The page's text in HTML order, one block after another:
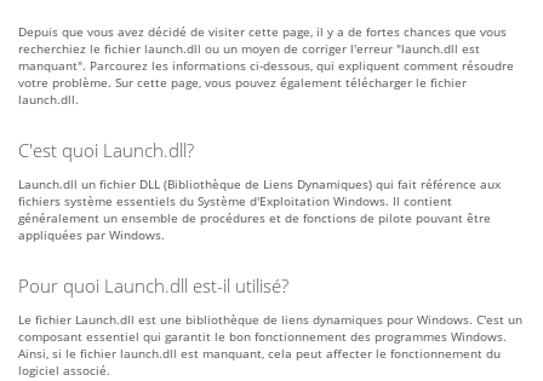
Depuis que vous avez décidé de visiter cette page, il y a de fortes chances que vous
recherchiez le fichier launch.dll ou un moyen de corriger l'erreur "launch.dll est
manquant". Parcourez les informations ci-dessous, qui expliquent comment résoudre
votre problème. Sur cette page, vous pouvez également télécharger le fichier
launch.dll.
C'est quoi Launch.dll?
Launch.dll un fichier DLL (Bibliothèque de Liens Dynamiques) qui fait référence aux
fichiers système essentiels du Système d'Exploitation Windows. Il contient
généralement un ensemble de procédures et de fonctions de pilote pouvant être
appliquées par Windows.
Pour quoi Launch.dll est-il utilisé?
Le fichier Launch.dll est une bibliothèque de liens dynamiques pour Windows. C'est un
composant essentiel qui garantit le bon fonctionnement des programmes Windows.
Ainsi, si le fichier launch.dll est manquant, cela peut affecter le fonctionnement du
logiciel associé.